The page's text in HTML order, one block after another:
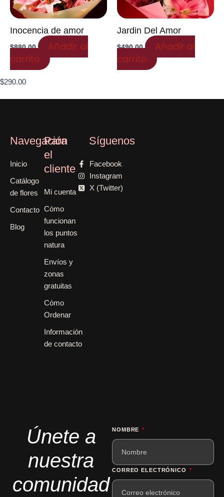
Inocencia de amor
$880.00
Añadir al
carrito
Jardin Del Amor
$490.00
Añadir al
carrito
$290.00
Navegación
Inicio
Catálogo
de flores
Contacto
Blog
Para
el
cliente
Mi cuenta
Cómo
funcionan
los puntos
natura
Envíos y
zonas
gratuitas
Cómo
Ordenar
Información
de contacto
Síguenos
Facebook
Instagram
X (Twitter)
Únete a
nuestra
comunidad
NOMBRE
CORREO ELECTRÓNICO